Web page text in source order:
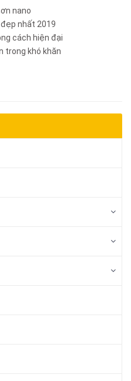
nano
nhất 2019
cách hiện đại
trong khó khăn